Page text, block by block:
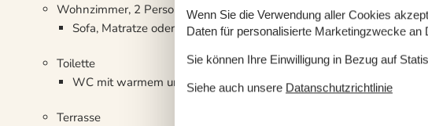
Wohnzimmer, 2 Personen
Sofa, Matratze oder Ähnliches
Toilette
WC mit warmem und kaltem Wasser
Terrasse
Wenn Sie die Verwendung aller Cookies
Daten für personalisierte Marketingzwecke an
Sie können Ihre Einwilligung in Bezug auf
Siehe auch unsere Datanschutzrichtlinie